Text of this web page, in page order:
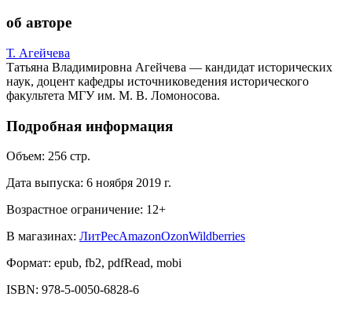
об авторе
Т. Агейчева
Татьяна Владимировна Агейчева — кандидат исторических
наук, доцент кафедры источниковедения исторического
факультета МГУ им. М. В. Ломоносова.
Подробная информация
Объем: 256 стр.
Дата выпуска: 6 ноября 2019 г.
Возрастное ограничение: 12+
В магазинах: ЛитРесAmazonOzonWildberries
Формат: epub, fb2, pdfRead, mobi
ISBN: 978-5-0050-6828-6